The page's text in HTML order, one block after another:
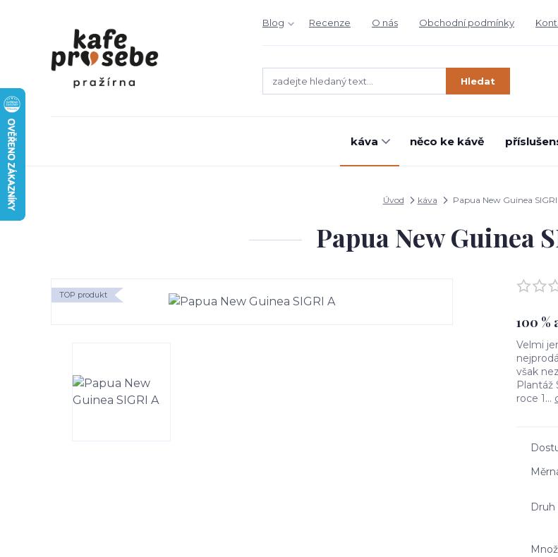
Blog Recenze O nás Obchodní podmínky
Hledat
káva něco ke kávě
Úvod káva Papua New Guinea
Papua New Guinea
TOP produkt
100 %
Velmi
však
Plantáž
roce 1...